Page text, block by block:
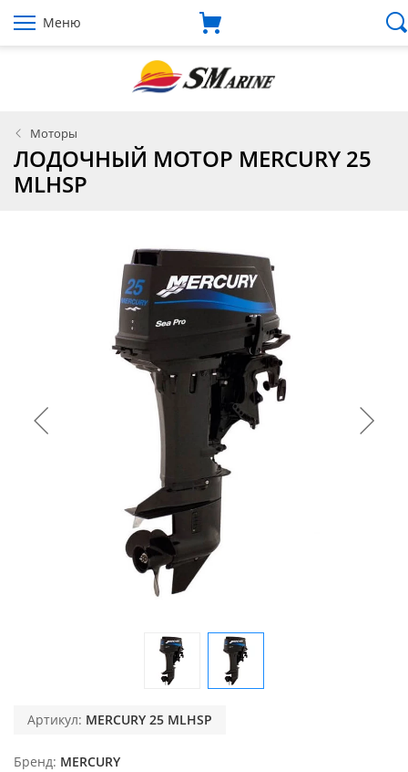
Меню
Моторы
ЛОДОЧНЫЙ МОТОР MERCURY 25
MLHSP
Артикул: MERCURY 25 MLHSP
Бренд MERCURY